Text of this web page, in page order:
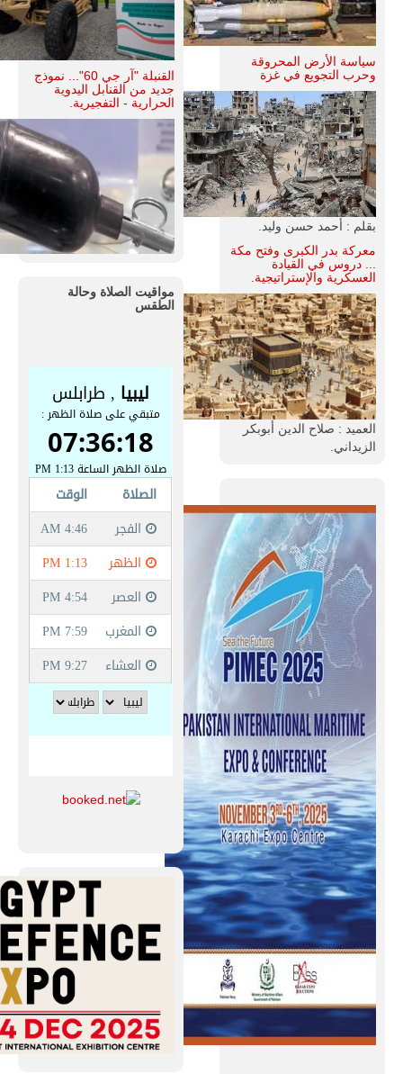
سياسة الأرض المحروقة
وحرب التجويع في غزة
بقلم : أحمد حسن وليد.
معركة بدر الكبرى وفتح مكة
... دروس في القيادة
العسكرية والإستراتيجية.
العميد : صلاح الدين أبوبكر
الزيداني.
القنبلة "آر جي 60"... نموذج
جديد من القنابل اليدوية
الحرارية - التفجيرية.
مواقيت الصلاة وحالة
الطقس